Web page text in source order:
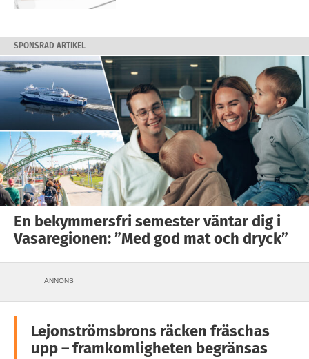
SPONSRAD ARTIKEL
En bekymmersfri semester väntar dig i
Vasaregionen: ”Med god mat och dryck”
ANNONS
Lejonströmsbrons räcken fräschas
upp – framkomligheten begränsas